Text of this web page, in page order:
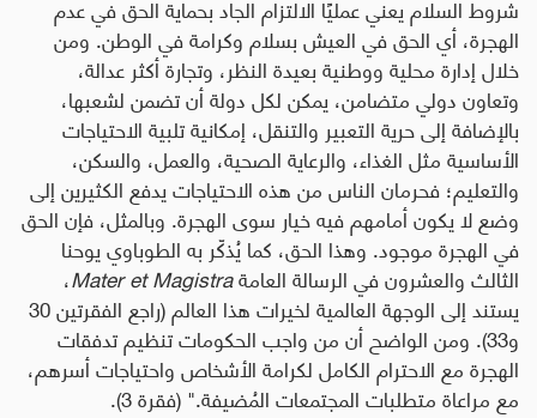
شروط السلام يعني عمليًا الالتزام الجاد بحماية الحق في عدم
الهجرة، أي الحق في العيش بسلام وكرامة في الوطن. ومن
خلال إدارة محلية ووطنية بعيدة النظر، وتجارة أكثر عدالة،
وتعاون دولي متضامن، يمكن لكل دولة أن تضمن لشعبها،
بالإضافة إلى حرية التعبير والتنقل، إمكانية تلبية الاحتياجات
الأساسية مثل الغذاء، والرعاية الصحية، والعمل، والسكن،
والتعليم؛ فحرمان الناس من هذه الاحتياجات يدفع الكثيرين إلى
وضع لا يكون أمامهم فيه خيار سوى الهجرة. وبالمثل، فإن الحق
في الهجرة موجود. وهذا الحق، كما يُذكّر به الطوباوي يوحنا
الثالث والعشرون في الرسالة العامةMater et Magistra،
يستند إلى الوجهة العالمية لخيرات هذا العالم (راجع الفقرتين 30
و33). ومن الواضح أن من واجب الحكومات تنظيم تدفقات
الهجرة مع الاحترام الكامل لكرامة الأشخاص واحتياجات أسرهم،
مع مراعاة متطلبات المجتمعات المُضيفة." (فقرة 3).